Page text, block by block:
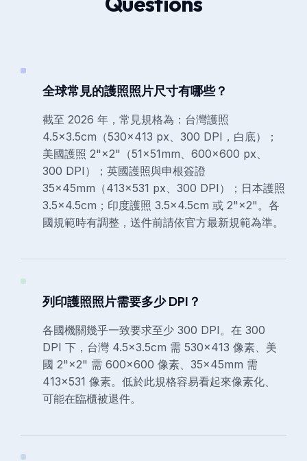
全球常見的護照照片尺寸有哪些？
截至 2026 年，常見規格為：台灣護照
4.5×3.5cm（530×413 px、300 DPI，白底）；
美國護照 2"×2"（51×51mm、600×600 px、
300 DPI）；英國護照與申根簽證
35×45mm（413×531 px、300 DPI）；日本護照
3.5×4.5cm；印度護照 3.5×4.5cm 或 2"×2"。各
國規範時有調整，送件前請依官方最新規範為準。
列印護照照片需要多少 DPI？
各國機關幾乎一致要求至少 300 DPI。在 300
DPI 下，台灣 4.5×3.5cm 需 530×413 像素、美
國 2"×2" 需 600×600 像素、35×45mm 需
413×531 像素。低於此規格容易看起來像素化、
可能在臨櫃被退件。